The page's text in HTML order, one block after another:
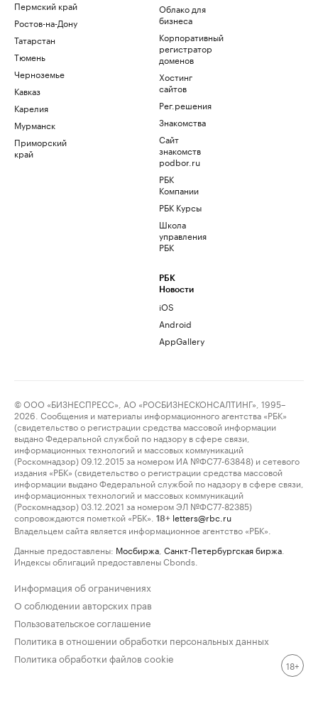
Пермский край
Ростов-на-Дону
Татарстан
Тюмень
Черноземье
Кавказ
Карелия
Мурманск
Приморский
край
Облако для
бизнеса
Корпоративный
регистратор
доменов
Хостинг
сайтов
Рег.решения
Знакомства
Сайт
знакомств
podbor.ru
РБК
Компании
РБК Курсы
Школа
управления
РБК
РБК
Новости
iOS
Android
AppGallery
© ООО «БИЗНЕСПРЕСС», АО «РОСБИЗНЕСКОНСАЛТИНГ», 1995–
2026. Сообщения и материалы информационного агентства «РБК»
(свидетельство о регистрации средства массовой информации
выдано Федеральной службой по надзору в сфере связи,
информационных технологий и массовых коммуникаций
(Роскомнадзор) 09.12.2015 за номером ИА №ФС77-63848) и сетевого
издания «РБК» (свидетельство о регистрации средства массовой
информации выдано Федеральной службой по надзору в сфере связи,
информационных технологий и массовых коммуникаций
(Роскомнадзор) 03.12.2021 за номером ЭЛ №ФС77-82385)
сопровождаются пометкой «РБК».
18+ letters@rbc.ru
Владельцем сайта является информационное агентство «РБК».
Данные предоставлены: Мосбиржа Санкт-Петербургская биржа
Индексы облигаций предоставлены Cbonds.
Информация об ограничениях
О соблюдении авторских прав
Пользовательское соглашение
Политика в отношении обработки персональных данных
Политика обработки файлов cookie
18+